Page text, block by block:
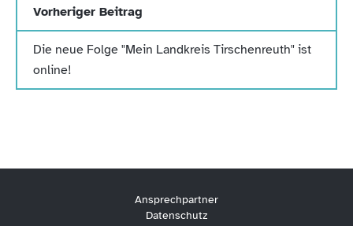
Vorheriger Beitrag
Die neue Folge "Mein Landkreis Tirschenreuth" ist
online!
Ansprechpartner
Datenschutz